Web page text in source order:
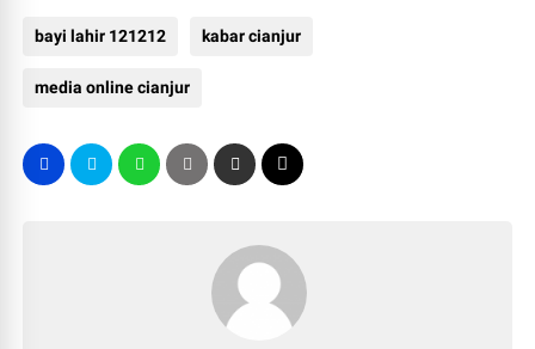
bayi lahir 121212 kabar cianjur
media online cianjur